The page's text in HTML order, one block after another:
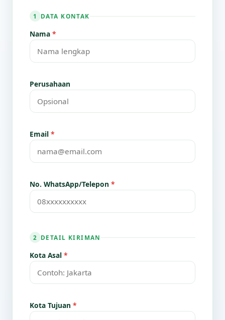
1 DATA KONTAK
Nama *
Perusahaan
Email *
No. WhatsApp/Telepon *
2 DETAIL KIRIMAN
Kota Asal *
Kota Tujuan *